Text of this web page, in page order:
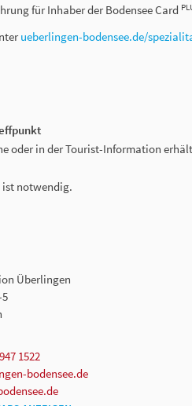
für Inhaber der Bodensee Card
ueberlingen-bodensee.de/
oder in der Tourist-Information
ist notwendig.
Überlingen
1522
bodensee.de